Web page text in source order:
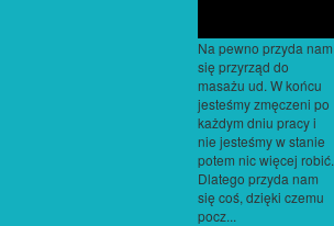
Na pewno przyda nam
się przyrząd do
masażu ud. W końcu
jesteśmy zmęczeni po
każdym dniu pracy i
nie jesteśmy w stanie
potem nic więcej robić.
Dlatego przyda nam
się coś, dzięki czemu
pocz...